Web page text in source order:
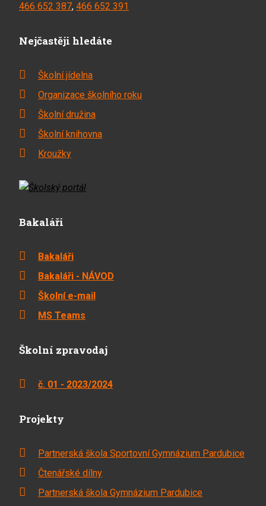
466 652 387, 466 652 391
Nejčastěji hledáte
Školní jídelna
Organizace školního roku
Školní družina
Školní knihovna
Kroužky
Bakaláři
Bakaláři
Bakaláři - NÁVOD
Školní e-mail
MS Teams
Školní zpravodaj
č. 01 - 2023/2024
Projekty
Partnerská škola Sportovní Gymnázium Pardubice
Čtenářské dílny
Partnerská škola Gymnázium Pardubice